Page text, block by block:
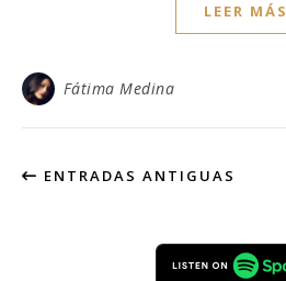
LEER MÁS
Fátima Medina
ENTRADAS ANTIGUAS